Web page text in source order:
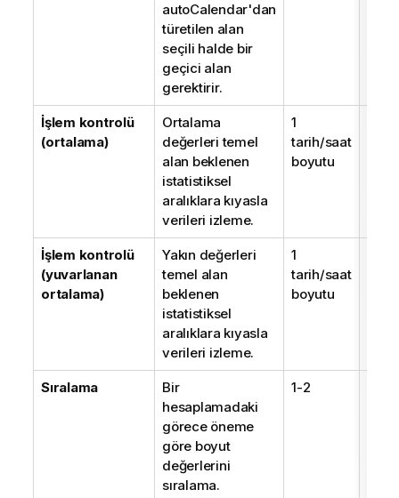
autoCalendar'dan
türetilen alan
seçili halde bir
geçici alan
gerektirir.
İşlem kontrolü
(ortalama)
Ortalama
değerleri temel
alan beklenen
istatistiksel
aralıklara kıyasla
verileri izleme.
1
tarih/saat
boyutu
İşlem kontrolü
(yuvarlanan
ortalama)
Yakın değerleri
temel alan
beklenen
istatistiksel
aralıklara kıyasla
verileri izleme.
1
tarih/saat
boyutu
Sıralama
Bir
hesaplamadaki
görece öneme
göre boyut
değerlerini
sıralama.
1-2